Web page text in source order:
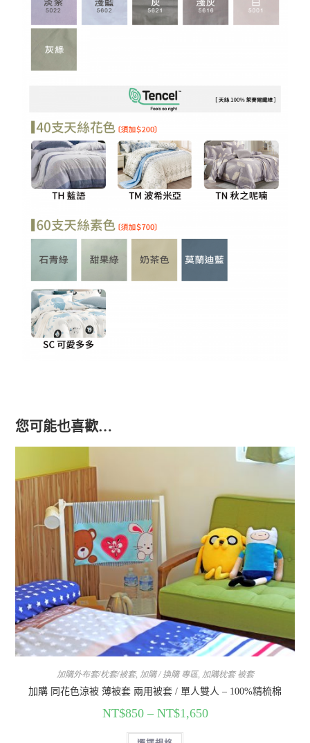
您可能也喜歡…
加購外布套/枕套/被套, 加購 / 換購 專區, 加購枕套 被套
加購 同花色涼被 薄被套 兩用被套 / 單人雙人 – 100%精梳棉
NT$850– NT$1,650